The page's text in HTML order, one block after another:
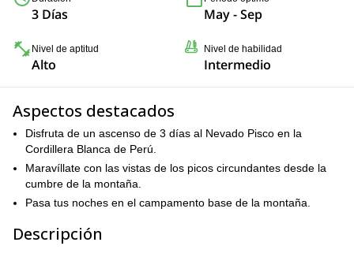
3 Días May - Sep
Nivel de aptitud
Alto
Nivel de habilidad
Intermedio
Aspectos destacados
Disfruta de un ascenso de 3 días al Nevado Pisco en la
Cordillera Blanca de Perú.
Maravíllate con las vistas de los picos circundantes desde la
cumbre de la montaña.
Pasa tus noches en el campamento base de la montaña.
Descripción